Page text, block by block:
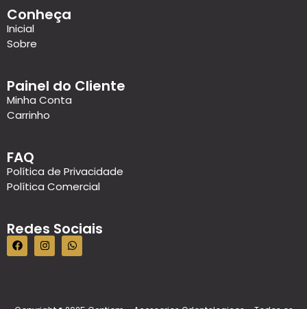
Conheça
Inicial
Sobre
Painel do Cliente
Minha Conta
Carrinho
FAQ
Política de Privacidade
Política Comercial
Redes Sociais